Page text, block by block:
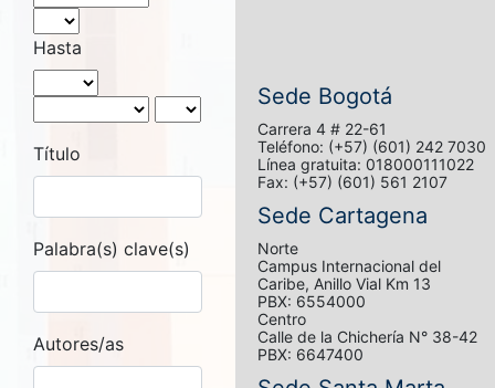
Hasta
Título
Palabra(s) clave(s)
Autores/as
Sede Bogotá
Carrera 4 # 22-61
Teléfono: (+57) (601) 242 7030
Línea gratuita: 018000111022
Fax: (+57) (601) 561 2107
Sede Cartagena
Norte
Campus Internacional del
Caribe, Anillo Vial Km 13
PBX: 6554000
Centro
Calle de la Chichería N° 38-42
PBX: 6647400